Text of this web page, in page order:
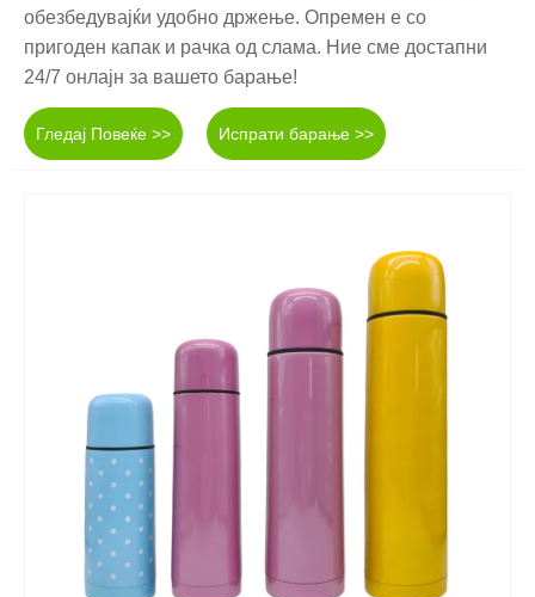
обезбедувајќи удобно држење. Опремен е со
пригоден капак и рачка од слама. Ние сме достапни
24/7 онлајн за вашето барање!
Гледај Повеќе >> Испрати барање >>